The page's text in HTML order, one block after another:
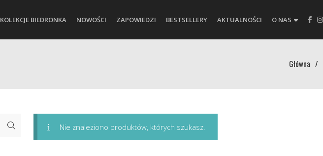
KOLEKCJE BIEDRONKA NOWOŚCI ZAPOWIEDZI BESTSELLERY AKTUALNOŚCI O NAS
Główna /
Nie znaleziono produktów, których szukasz.